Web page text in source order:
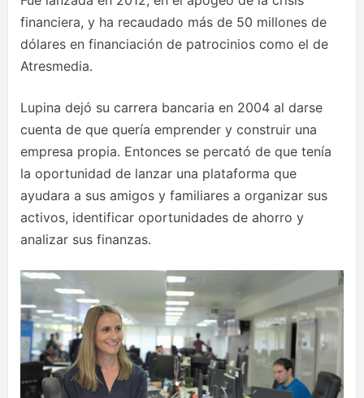
financiera, y ha recaudado más de 50 millones de
dólares en financiación de patrocinios como el de
Atresmedia.
Lupina dejó su carrera bancaria en 2004 al darse
cuenta de que quería emprender y construir una
empresa propia. Entonces se percató de que tenía
la oportunidad de lanzar una plataforma que
ayudara a sus amigos y familiares a organizar sus
activos, identificar oportunidades de ahorro y
analizar sus finanzas.